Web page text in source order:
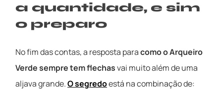
a quantidade, e sim
o preparo
No fim das contas, a resposta paracomo o Arqueiro
Verde sempre tem flechasvai muito além de uma
aljava grande.O segredoestá na combinação de: